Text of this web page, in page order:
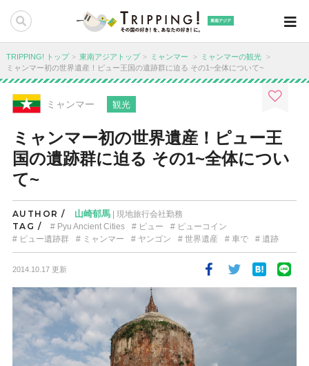
東南アジア
TRIPPING! トップ 東南アジアトップ ミャンマー
ミャンマーの観光
ミャンマー初の世界遺産！ピュー王国の遺跡群に迫る その1~全体について~
ミャンマー 観光
ミャンマー初の世界遺産！ピュー王
国の遺跡群に迫る その1~全体につい
て~
AUTHOR / 山崎郁馬| 現地旅行会社勤務
TAG / Pyu Ancient Cities ピュー
ピューコイン
ピュー遺跡群
ミャンマー ヤンゴン 世界遺産 車で 遺跡
2014.10.17 更新